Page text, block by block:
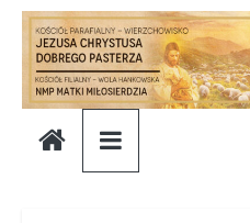
Skip
content
Parafia